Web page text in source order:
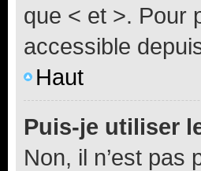
que < et >. Pour
accessible
Haut
Puis-je utiliser
Non, il n’est pas